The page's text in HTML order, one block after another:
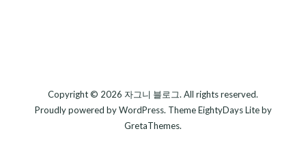
Copyright © 2026 자그니 블로그. All rights reserved.
Proudly powered byWordPress. ThemeEightyDays Liteby
GretaThemes.